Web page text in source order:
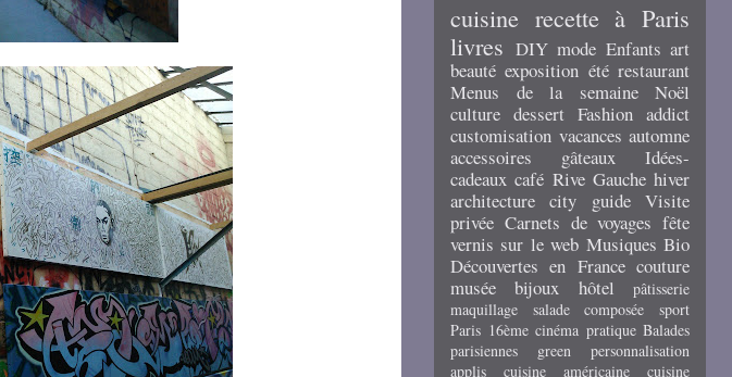
cuisine recette à Paris
livres DIY mode Enfants art
beauté exposition été restaurant
Menus de la semaine
Noël
culture dessert Fashion addict
customisation vacances automne
accessoires
gâteaux
Idées-
cadeaux café Rive Gauche hiver
architecture city guide Visite
privée Carnets de voyages fête
vernis sur le web Musiques Bio
Découvertes en France couture
musée
bijoux hôtel
pâtisserie
maquillage
salade composée
sport
Paris 16ème cinéma pratique Balades
parisiennes
green
personnalisation
applis
cuisine américaine
cuisine